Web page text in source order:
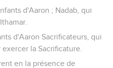
d'Aaron ; Nadab, qui
d'Aaron Sacrificateurs, qui
la Sacrificature.
en la présence de